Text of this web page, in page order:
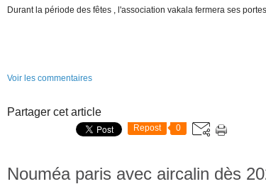
Durant la période des fêtes , l'association vakala fermera ses
Voir les commentaires
Partager cet article
Repost 0
Nouméa paris avec aircalin dès